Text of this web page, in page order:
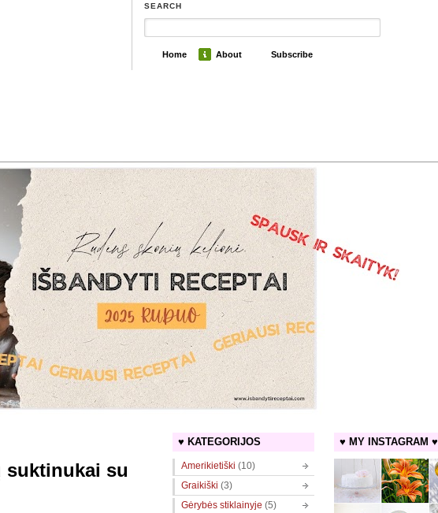
SEARCH
Home About Subscribe
suktinukai su
♥ MY INSTAGRAM ♥
♥ KATEGORIJOS
Amerikietiški (10)
Graikiški (3)
Gėrybės stiklainyje (5)